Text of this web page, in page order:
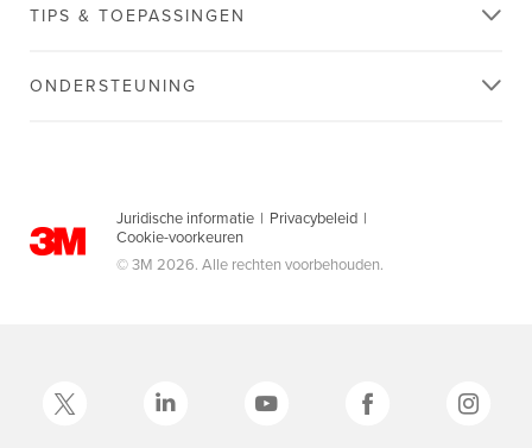
TIPS & TOEPASSINGEN
ONDERSTEUNING
Juridische informatie | Privacybeleid |
Cookie-voorkeuren
© 3M 2026. Alle rechten voorbehouden.